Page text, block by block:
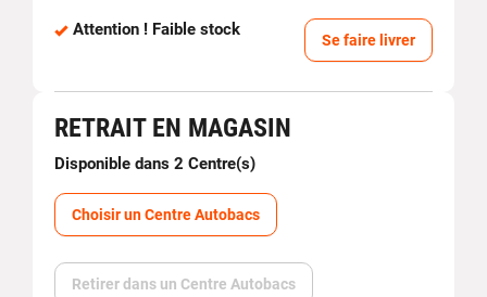
Attention ! Faible stock
Se faire livrer
RETRAIT EN MAGASIN
Disponible dans 2 Centre(s)
Choisir un Centre Autobacs
Retirer dans un Centre Autobacs